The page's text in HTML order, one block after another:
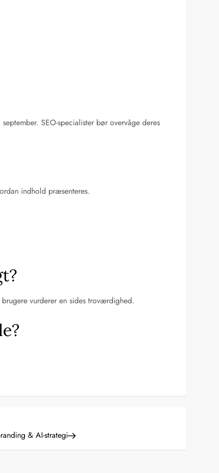
SEO-specialister bør overvåge deres
indhold præsenteres.
vurderer en sides troværdighed.
& AI-strategi